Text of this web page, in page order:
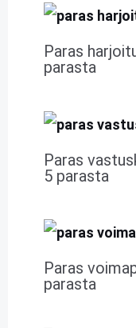
Paras
parasta
Paras
5 parasta
Paras
parasta